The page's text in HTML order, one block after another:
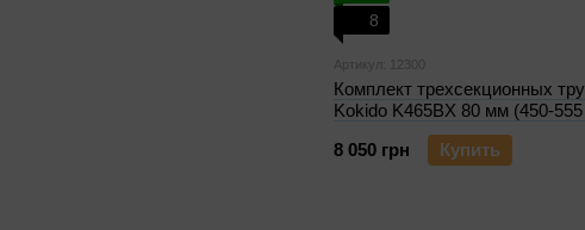
8
Артикул: 12300
Комплект трехсекционных
Kokido K465BX 80 мм (450-
8 050 грн
Купить